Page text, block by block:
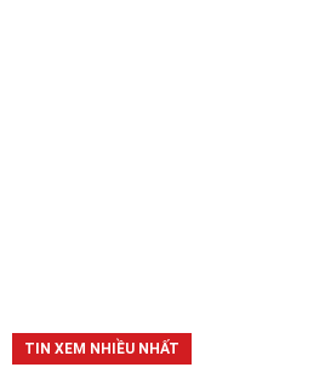
TIN XEM NHIỀU NHẤT